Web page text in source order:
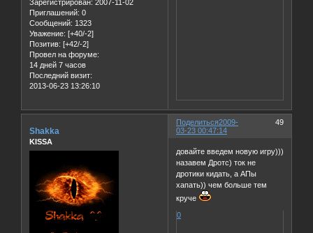
Зарегистрирован: 2007-11-02
Приглашений: 0
Сообщений: 1323
Уважение: [+40/-2]
Позитив: [+42/-2]
Провел на форуме:
14 дней 7 часов
Последний визит:
2013-06-23 13:26:10
Поделиться 49
2009-
03-23 00:47:14
Shakka
KISSA
довайте введем новую игру)))
назавем Дротс) ток не
дротики кидать, а АПы
хапать)) чем больше тем
круче
0